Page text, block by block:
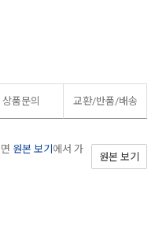
상품문의 교환/반품/배송
원본 보기 에서 가
원본 보기